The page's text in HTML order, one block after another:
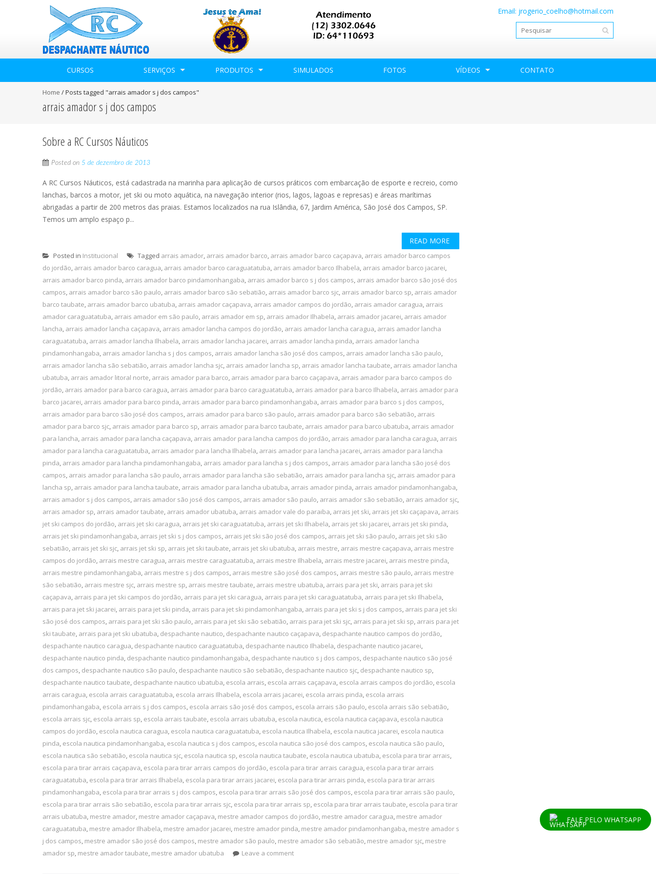
FALE PELO WHATSAPP
Email: jrogerio_coelho@hotmail.com
CURSOS SERVIÇOS PRODUTOS SIMULADOS FOTOS VÍDEOS CONTATO
Home /Posts tagged "arrais amador s j dos campos"
arrais amador s j dos campos
Sobre a RC Cursos Náuticos
Posted on 5 de dezembro de 2013
A RC Cursos Náuticos, está cadastrada na marinha para aplicação de cursos práticos com embarcação de esporte e recreio, como
lanchas, barcos a motor, jet ski ou moto aquática, na navegação interior (rios, lagos, lagoas e represas) e áreas marítimas
abrigadas a partir de 200 metros das praias. Estamos localizados na rua Islândia, 67, Jardim América, São José dos Campos, SP.
Temos um amplo espaço p...
READ MORE
Posted in Institucional Tagged arrais amador, arrais amador barco, arrais amador barco caçapava, arrais amador barco campos
do jordão, arrais amador barco caragua, arrais amador barco caraguatatuba, arrais amador barco Ilhabela, arrais amador barco jacarei,
arrais amador barco pinda, arrais amador barco pindamonhangaba, arrais amador barco s j dos campos, arrais amador barco são josé dos
campos, arrais amador barco são paulo, arrais amador barco são sebatião, arrais amador barco sjc, arrais amador barco sp, arrais amador
barco taubate, arrais amador barco ubatuba, arrais amador caçapava, arrais amador campos do jordão, arrais amador caragua, arrais
amador caraguatatuba, arrais amador em são paulo, arrais amador em sp, arrais amador Ilhabela, arrais amador jacarei, arrais amador
lancha, arrais amador lancha caçapava, arrais amador lancha campos do jordão, arrais amador lancha caragua, arrais amador lancha
caraguatatuba, arrais amador lancha Ilhabela, arrais amador lancha jacarei, arrais amador lancha pinda, arrais amador lancha
pindamonhangaba, arrais amador lancha s j dos campos, arrais amador lancha são josé dos campos, arrais amador lancha são paulo,
arrais amador lancha são sebatião, arrais amador lancha sjc, arrais amador lancha sp, arrais amador lancha taubate, arrais amador lancha
ubatuba, arrais amador litoral norte, arrais amador para barco, arrais amador para barco caçapava, arrais amador para barco campos do
jordão, arrais amador para barco caragua, arrais amador para barco caraguatatuba, arrais amador para barco Ilhabela, arrais amador para
barco jacarei, arrais amador para barco pinda, arrais amador para barco pindamonhangaba, arrais amador para barco s j dos campos,
arrais amador para barco são josé dos campos, arrais amador para barco são paulo, arrais amador para barco são sebatião, arrais
amador para barco sjc, arrais amador para barco sp, arrais amador para barco taubate, arrais amador para barco ubatuba, arrais amador
para lancha, arrais amador para lancha caçapava, arrais amador para lancha campos do jordão, arrais amador para lancha caragua, arrais
amador para lancha caraguatatuba, arrais amador para lancha Ilhabela, arrais amador para lancha jacarei, arrais amador para lancha
pinda, arrais amador para lancha pindamonhangaba, arrais amador para lancha s j dos campos, arrais amador para lancha são josé dos
campos, arrais amador para lancha são paulo, arrais amador para lancha são sebatião, arrais amador para lancha sjc, arrais amador para
lancha sp, arrais amador para lancha taubate, arrais amador para lancha ubatuba, arrais amador pinda, arrais amador pindamonhangaba,
arrais amador s j dos campos, arrais amador são josé dos campos, arrais amador são paulo, arrais amador são sebatião, arrais amador sjc,
arrais amador sp, arrais amador taubate, arrais amador ubatuba, arrais amador vale do paraiba, arrais jet ski, arrais jet ski caçapava, arrais
jet ski campos do jordão, arrais jet ski caragua, arrais jet ski caraguatatuba, arrais jet ski Ilhabela, arrais jet ski jacarei, arrais jet ski pinda,
arrais jet ski pindamonhangaba, arrais jet ski s j dos campos, arrais jet ski são josé dos campos, arrais jet ski são paulo, arrais jet ski são
sebatião, arrais jet ski sjc, arrais jet ski sp, arrais jet ski taubate, arrais jet ski ubatuba, arrais mestre, arrais mestre caçapava, arrais mestre
campos do jordão, arrais mestre caragua, arrais mestre caraguatatuba, arrais mestre Ilhabela, arrais mestre jacarei, arrais mestre pinda,
arrais mestre pindamonhangaba, arrais mestre s j dos campos, arrais mestre são josé dos campos, arrais mestre são paulo, arrais mestre
são sebatião, arrais mestre sjc, arrais mestre sp, arrais mestre taubate, arrais mestre ubatuba, arrais para jet ski, arrais para jet ski
caçapava, arrais para jet ski campos do jordão, arrais para jet ski caragua, arrais para jet ski caraguatatuba, arrais para jet ski Ilhabela,
arrais para jet ski jacarei, arrais para jet ski pinda, arrais para jet ski pindamonhangaba, arrais para jet ski s j dos campos, arrais para jet ski
são josé dos campos, arrais para jet ski são paulo, arrais para jet ski são sebatião, arrais para jet ski sjc, arrais para jet ski sp, arrais para jet
ski taubate, arrais para jet ski ubatuba, despachante nautico, despachante nautico caçapava, despachante nautico campos do jordão,
despachante nautico caragua, despachante nautico caraguatatuba, despachante nautico Ilhabela, despachante nautico jacarei,
despachante nautico pinda, despachante nautico pindamonhangaba, despachante nautico s j dos campos, despachante nautico são josé
dos campos, despachante nautico são paulo, despachante nautico são sebatião, despachante nautico sjc, despachante nautico sp,
despachante nautico taubate, despachante nautico ubatuba, escola arrais, escola arrais caçapava, escola arrais campos do jordão, escola
arrais caragua, escola arrais caraguatatuba, escola arrais Ilhabela, escola arrais jacarei, escola arrais pinda, escola arrais
pindamonhangaba, escola arrais s j dos campos, escola arrais são josé dos campos, escola arrais são paulo, escola arrais são sebatião,
escola arrais sjc, escola arrais sp, escola arrais taubate, escola arrais ubatuba, escola nautica, escola nautica caçapava, escola nautica
campos do jordão, escola nautica caragua, escola nautica caraguatatuba, escola nautica Ilhabela, escola nautica jacarei, escola nautica
pinda, escola nautica pindamonhangaba, escola nautica s j dos campos, escola nautica são josé dos campos, escola nautica são paulo,
escola nautica são sebatião, escola nautica sjc, escola nautica sp, escola nautica taubate, escola nautica ubatuba, escola para tirar arrais,
escola para tirar arrais caçapava, escola para tirar arrais campos do jordão, escola para tirar arrais caragua, escola para tirar arrais
caraguatatuba, escola para tirar arrais Ilhabela, escola para tirar arrais jacarei, escola para tirar arrais pinda, escola para tirar arrais
pindamonhangaba, escola para tirar arrais s j dos campos, escola para tirar arrais são josé dos campos, escola para tirar arrais são paulo,
escola para tirar arrais são sebatião, escola para tirar arrais sjc, escola para tirar arrais sp, escola para tirar arrais taubate, escola para tirar
arrais ubatuba, mestre amador, mestre amador caçapava, mestre amador campos do jordão, mestre amador caragua, mestre amador
caraguatatuba, mestre amador Ilhabela, mestre amador jacarei, mestre amador pinda, mestre amador pindamonhangaba, mestre amador s
j dos campos, mestre amador são josé dos campos, mestre amador são paulo, mestre amador são sebatião, mestre amador sjc, mestre
amador sp, mestre amador taubate, mestre amador ubatuba Leave a comment